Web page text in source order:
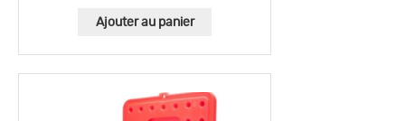
Ajouter au panier